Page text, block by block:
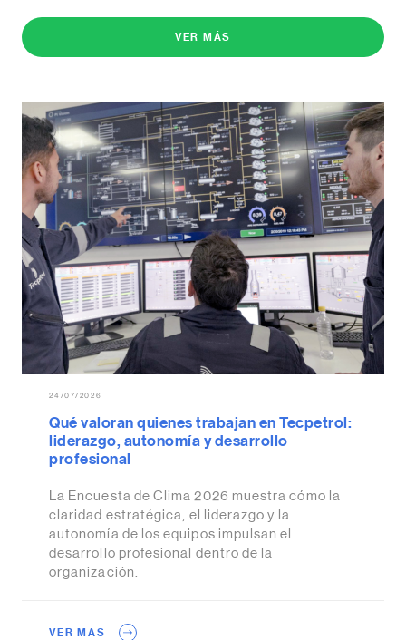
VER MÁS
24/07/2026
Qué valoran quienes trabajan en Tecpetrol:
liderazgo, autonomía y desarrollo
profesional
La Encuesta de Clima 2026 muestra cómo la
claridad estratégica, el liderazgo y la
autonomía de los equipos impulsan el
desarrollo profesional dentro de la
organización.
VER MAS